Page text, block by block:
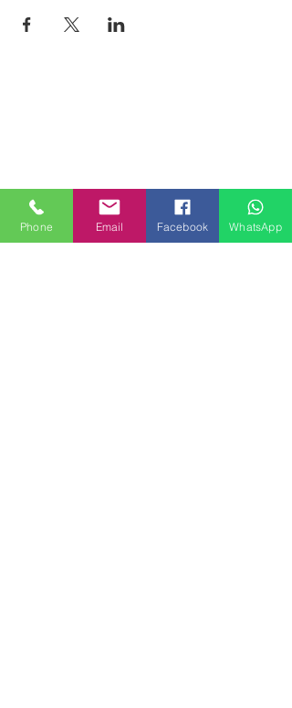
Phone Email Facebook WhatsApp